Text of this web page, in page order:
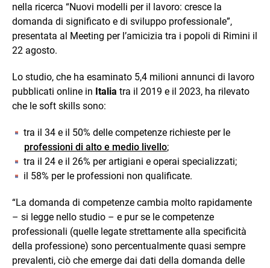
nella ricerca “Nuovi modelli per il lavoro: cresce la
domanda di significato e di sviluppo professionale”,
presentata al Meeting per l’amicizia tra i popoli di Rimini il
22 agosto.
Lo studio, che ha esaminato 5,4 milioni annunci di lavoro
pubblicati online in Italia tra il 2019 e il 2023, ha rilevato
che le soft skills sono:
tra il 34 e il 50% delle competenze richieste per le
professioni di alto e medio livello;
tra il 24 e il 26% per artigiani e operai specializzati;
il 58% per le professioni non qualificate.
“La domanda di competenze cambia molto rapidamente
– si legge nello studio – e pur se le competenze
professionali (quelle legate strettamente alla specificità
della professione) sono percentualmente quasi sempre
prevalenti, ciò che emerge dai dati della domanda delle